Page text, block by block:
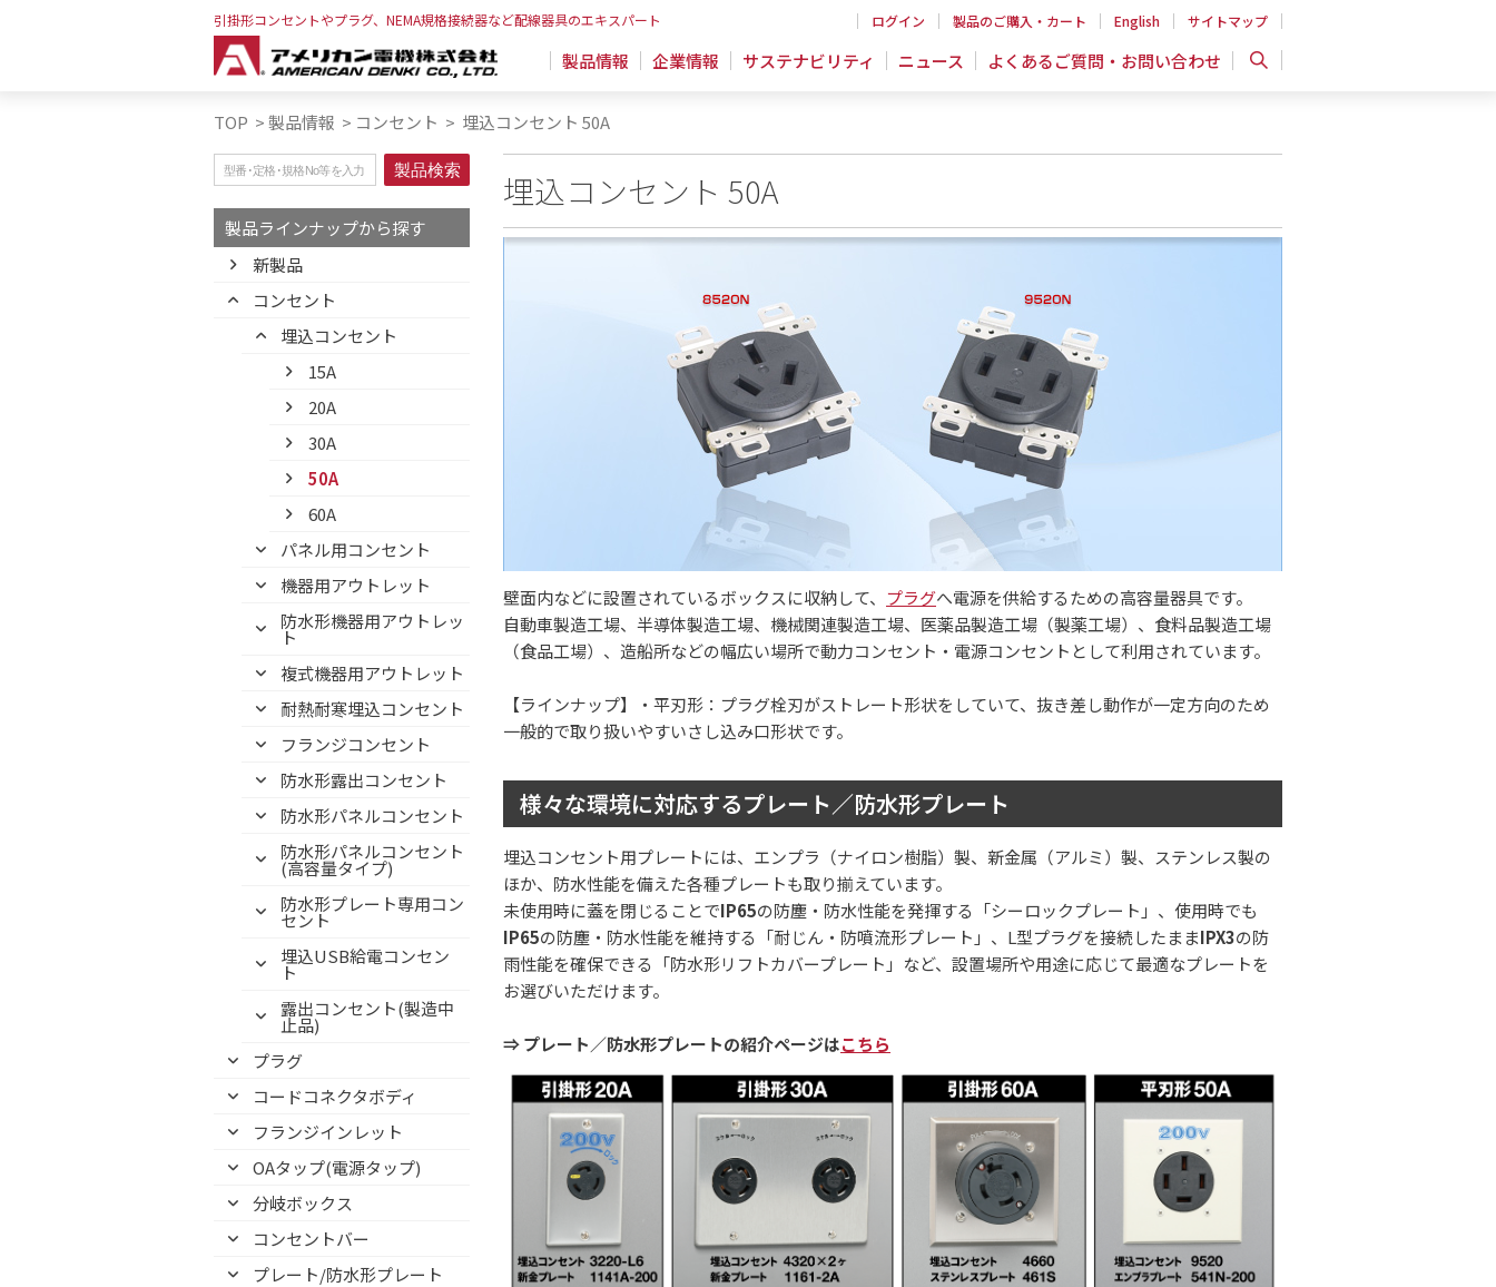
引掛形コンセントやプラグ、NEMA規格接続器など配線器具のエキスパート ログイン 製品のご購入・カート English サイトマップ
製品情報 企業情報 サステナビリティ ニュース よくあるご質問・お問い合わせ
TOP >製品情報 > コンセント > 埋込コンセント 50A
製品ラインナップから探す
新製品
コンセント
埋込コンセント
15A
20A
30A
50A
60A
パネル用コンセント
機器用アウトレット
防水形機器用アウトレッ
ト
複式機器用アウトレット
耐熱耐寒埋込コンセント
フランジコンセント
防水形露出コンセント
防水形パネルコンセント
防水形パネルコンセント
(高容量タイプ)
防水形プレート専用コン
セント
埋込USB給電コンセン
ト
露出コンセント(製造中
止品)
プラグ
コードコネクタボディ
フランジインレット
OAタップ(電源タップ)
分岐ボックス
コンセントバー
プレート/防水形プレート
埋込コンセント 50A
壁面内などに設置されているボックスに収納して、 プラグへ電源を供給するための高容量器具です。
自動車製造工場、半導体製造工場、機械関連製造工場、医薬品製造工場（製薬工場）、食料品製造工場
（食品工場）、造船所などの幅広い場所で動力コンセント・電源コンセントとして利用されています。
【ラインナップ】・平刃形：プラグ栓刃がストレート形状をしていて、抜き差し動作が一定方向のため
一般的で取り扱いやすいさし込み口形状です。
様々な環境に対応するプレート／防水形プレート
埋込コンセント用プレートには、エンプラ（ナイロン樹脂）製、新金属（アルミ）製、ステンレス製の
ほか、防水性能を備えた各種プレートも取り揃えています。
未使用時に蓋を閉じることでIP65の防塵・防水性能を発揮する「シーロックプレート」、使用時でも
IP65の防塵・防水性能を維持する「耐じん・防噴流形プレート」、L型プラグを接続したままIPX3の防
雨性能を確保できる「防水形リフトカバープレート」など、設置場所や用途に応じて最適なプレートを
お選びいただけます。
⇒ プレート／防水形プレートの紹介ページはこちら